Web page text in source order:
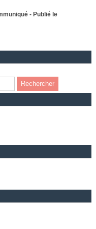
- Publié le